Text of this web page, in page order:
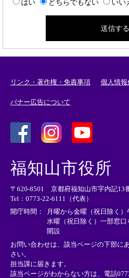
はい
どちらでもない いい
リンク・著作権・免責事項 個人情報
バナー広告について
外
部
リ
ン
ク
＞
外
リ
ン
ク
＞
外
部
ン
ク
＞
福知山市役所
〒620-8501 京都府福知山市字内記13
Tel：0773-22-6111（代表）
開庁時間：
月曜から金曜（祝日除く
水曜（祝日除く）一部窓
開設
お問い合わせは、該当ページの下部に
さい。
担当課に届きます。
該当ページがわからない方は、電話